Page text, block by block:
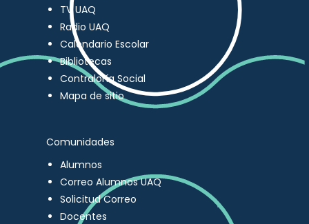
TV UAQ
Radio UAQ
Calendario Escolar
Bibliotecas
Contraloría Social
Mapa de sitio
Comunidades
Alumnos
Correo Alumnos UAQ
Solicitud Correo
Docentes